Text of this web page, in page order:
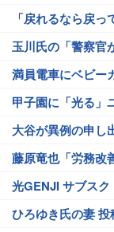
「戻れるなら戻
玉川氏の「警察官
満員電車にベビー
甲子園に「光る」
大谷が異例の申し
藤原竜也「労務改
光GENJI サブス
ひろゆき氏の妻 投